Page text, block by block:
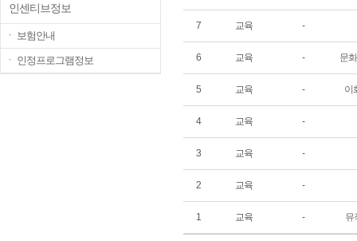
인센티브정보
ㆍ 보험안내
ㆍ 인정프로그램정보
7 교육 -
6 교육 - 문
5 교육 - 이
4 교육 -
3 교육 -
2 교육 -
1 교육 - 뮤